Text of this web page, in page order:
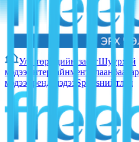
Улс төр Эдийн засагШуурхай
мэдээ Ентертайнмент Улаанбаатар
мэдээ Тренд мэдээ Sportsнийтлэл